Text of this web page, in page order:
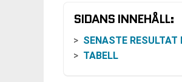
SIDANS INNEHÅLL:
SENASTE RESULTAT
TABELL